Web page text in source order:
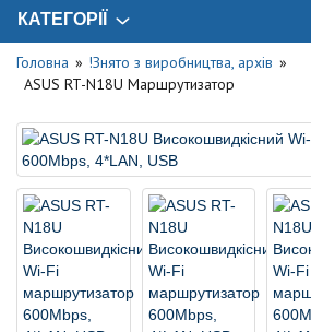
КАТЕГОРІЇ
Головна
!Знято з виробництва, архів
ASUS RT-N18U Маршрутизатор